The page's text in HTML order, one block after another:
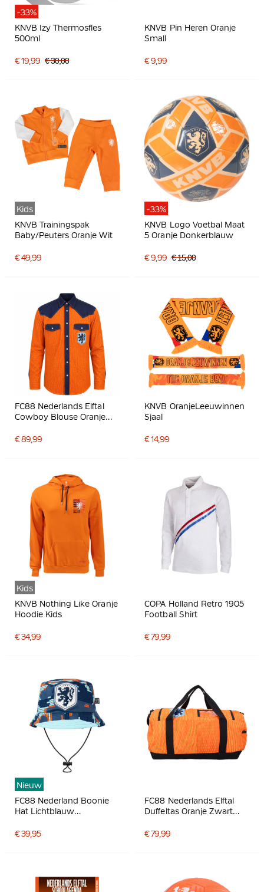
-33%
KNVB Izy Thermosfles
500ml
€ 19,99 € 30,00
KNVB Pin Heren Oranje
Small
€ 9,99
Kids
KNVB Trainingspak
Baby/Peuters Oranje Wit
€ 49,99
-33%
KNVB Logo Voetbal Maat
5 Oranje Donkerblauw
€ 9,99 € 15,00
FC88 Nederlands Elftal
Cowboy Blouse Oranje
€ 89,99
KNVB OranjeLeeuwinnen
Sjaal
€ 14,99
Kids
KNVB Nothing Like Oranje
Hoodie Kids
€ 34,99
COPA Holland Retro 1905
Football Shirt
€ 79,99
Nieuw
FC88 Nederland Boonie
Hat Lichtblauw
€ 39,95
FC88 Nederlands Elftal
Duffeltas Oranje Zwart
€ 79,99